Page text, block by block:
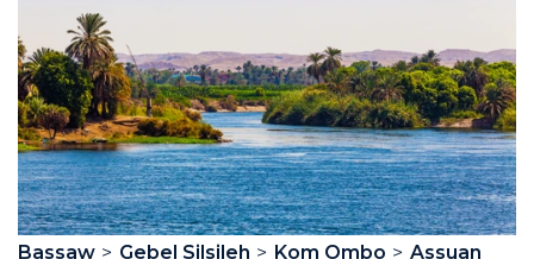
Bassaw Gebel Silsileh Kom Ombo
Assuan